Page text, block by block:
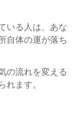
いる人は、あな
自体の運が落ち
の流れを変える
れます。